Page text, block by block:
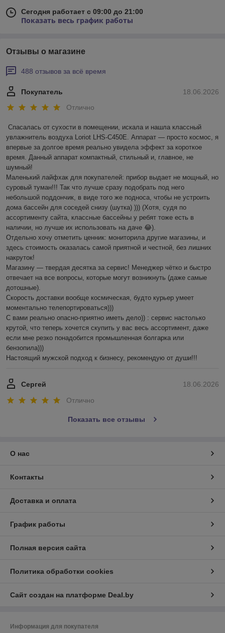
Сегодня работает с 09:00 до 21:00
Показать весь график работы
Отзывы о магазине
488 отзывов за всё время
18.06.2026
Покупатель
Отлично
Спасалась от сухости в помещении, искала и нашла классный
увлажнитель воздуха Loriot LHS-C450E. Аппарат — просто космос, я
впервые за долгое время реально увидела эффект за короткое
время. Данный аппарат компактный, стильный и, главное, не
шумный!
Маленький лайфхак для покупателей: прибор выдает не мощный, но
суровый туман!!! Так что лучше сразу подобрать под него
небольшой поддончик, в виде того же подноса, чтобы не устроить
дома бассейн для соседей снизу (шутка) ))) (Хотя, судя по
ассортименту сайта, классные бассейны у ребят тоже есть в
наличии, но лучше их использовать на даче 😂).
Отдельно хочу отметить ценник: мониторила другие магазины, и
здесь стоимость оказалась самой приятной и честной, без лишних
накруток!
Магазину — твердая десятка за сервис! Менеджер чётко и быстро
отвечает на все вопросы, которые могут возникнуть (даже самые
дотошные).
Скорость доставки вообще космическая, будто курьер умеет
моментально телепортироваться)))
С вами реально опасно-приятно иметь дело)) : сервис настолько
крутой, что теперь хочется скупить у вас весь ассортимент, даже
если мне резко понадобится промышленная болгарка или
бензопила)))
Настоящий мужской подход к бизнесу, рекомендую от души!!!
18.06.2026
Сергей
Отлично
Показать все отзывы
О нас
Контакты
Доставка и оплата
График работы
Полная версия сайта
Политика обработки cookies
Сайт создан на платформе Deal.by
Информация для покупателя